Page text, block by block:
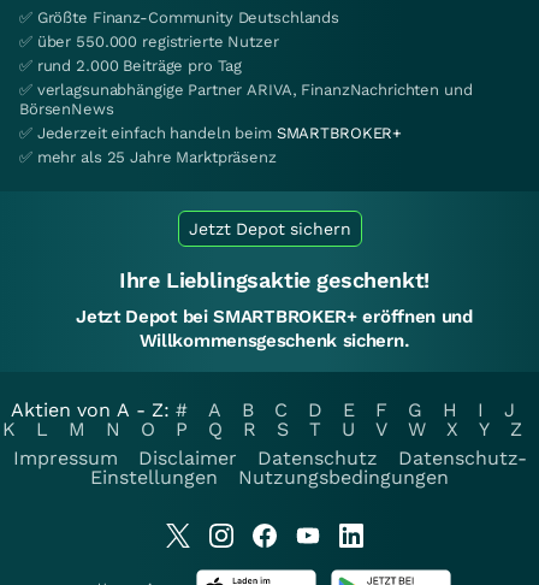
✅ Größte Finanz-Community Deutschlands
✅ über 550.000 registrierte Nutzer
✅ rund 2.000 Beiträge pro Tag
✅ verlagsunabhängige Partner ARIVA, FinanzNachrichten und
BörsenNews
✅ Jederzeit einfach handeln beim SMARTBROKER+
✅ mehr als 25 Jahre Marktpräsenz
Jetzt Depot sichern
Ihre Lieblingsaktie geschenkt!
Jetzt Depot bei SMARTBROKER+ eröffnen und
Willkommensgeschenk sichern.
Aktien von A - Z: # A B C D E F G H I
J
K
L M N O P Q R S T U V W X Y
Z
Impressum
Disclaimer Datenschutz
Datenschutz-
Einstellungen
Nutzungsbedingungen